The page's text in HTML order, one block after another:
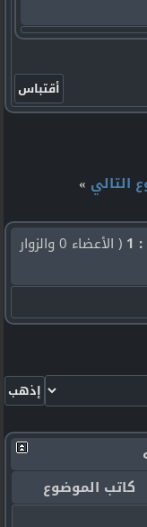
التالي »
( الأعضاء 0 والزوار
كاتب الموضوع